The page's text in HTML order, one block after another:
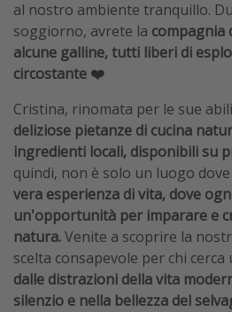
al nostro ambiente tranquillo.
soggiorno, avrete la compagnia
alcune galline, tutti liberi di
circostante ❤️
Cristina, rinomata per le sue
deliziose pietanze di cucina
ingredienti locali, disponibili su
quindi, non è solo un luogo
vera esperienza di vita, dove
un'opportunità per imparare e
natura.Venite a scoprire la
scelta consapevole per chi cerca
dalle distrazioni della vita
silenzio e nella bellezza del